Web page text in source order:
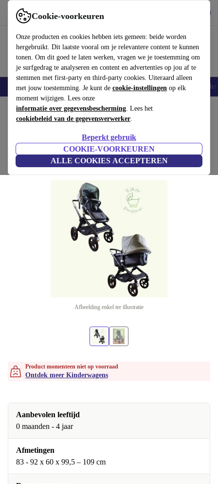
Cookie-voorkeuren
Onze producten en cookies hebben iets gemeen: beide worden
hergebruikt. Dit laatste vooral om je relevantere content te kunnen
tonen. Om dit goed te laten werken, vragen we je toestemming om
je surfgedrag te analyseren en content en advertenties op jou af te
stemmen met first-party en third-party cookies. Uiteraard alleen
met jouw toestemming. Je kunt de cookie-instellingen op elk
moment wijzigen. Lees onze
informatie over gegevensbescherming. Lees het
cookiebeleid van de gegevensverwerker.
Beperkt gebruik
COOKIE-VOORKEUREN
ALLE COOKIES ACCEPTEREN
Gebruik refurbed snel en eenvoudig
Smartphones Laptops Tablets Smartwatches Accessoires
Home Baby & kinderen Kinderwagens & Buggy's Kinderwagens
Bugaboo Fox 3 combinatie kinderwagen
beige/zwart
(Beoordelingen worden verzameld)
Afbeelding enkel ter illustratie
Product momenteen niet op voorraad
Ontdek meer Kinderwagens
Aanbevolen leeftijd
0 maanden - 4 jaar
Afmetingen
83 - 92 x 60 x 99,5 – 109 cm